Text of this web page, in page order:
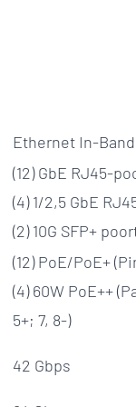
Ethernet In-Band
(12) GbE RJ45-
(4) 1/2,5 GbE
(2) 10G SFP+
(12) PoE/PoE+
(4) 60W PoE++
5+; 7, 8-)
42 Gbps